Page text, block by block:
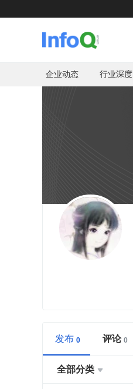
企业动态 行业深度
发布 评论
全部分类 